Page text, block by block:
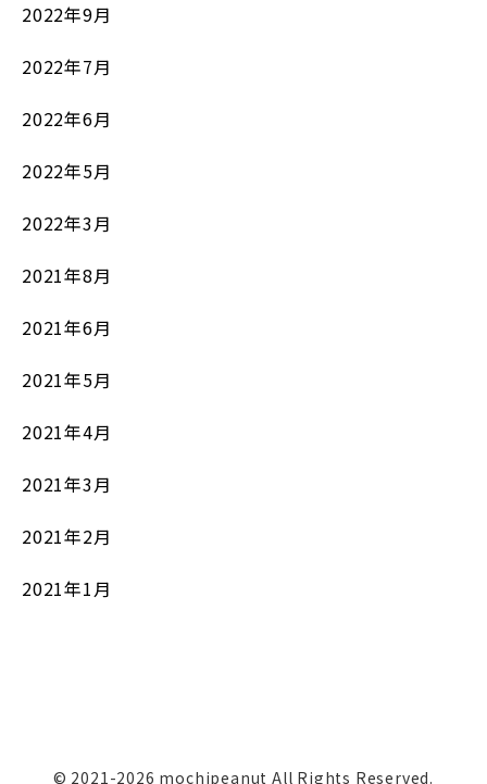
2022年9月
2022年7月
2022年6月
2022年5月
2022年3月
2021年8月
2021年6月
2021年5月
2021年4月
2021年3月
2021年2月
2021年1月
© 2021-2026 mochipeanut All Rights Reserved.